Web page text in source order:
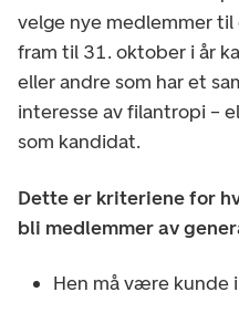
velge nye medlemmer
fram til 31. oktober i år
eller andre som har et
interesse av filantropi –
som kandidat.
Dette er kriteriene for
bli medlemmer av
Hen må være kunde